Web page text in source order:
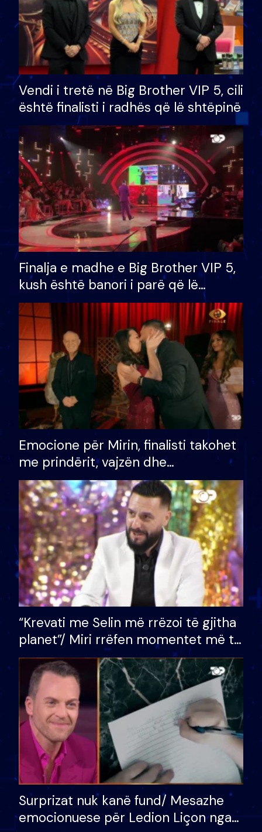
Vendi i tretë në Big Brother VIP 5, cili
është finalisti i radhës që lë shtëpinë
Finalja e madhe e Big Brother VIP 5,
kush është banori i parë që lë
shtëpinë dhe humb mundësinë për
të fituar çmimin e madh
Emocione për Mirin, finalisti takohet
me prindërit, vajzën dhe
bashkëshorten: S’kemi ndonjë letër
divorci apo jo?
“Krevati me Selin më rrëzoi të gjitha
planet”/ Miri rrëfen momentet më të
bukura në shtëpinë e BB VIP: Do më
mungojë zilja e mëngjesit kur…
Surprizat nuk kanë fund/ Mesazhe
emocionuese për Ledion Liçon nga